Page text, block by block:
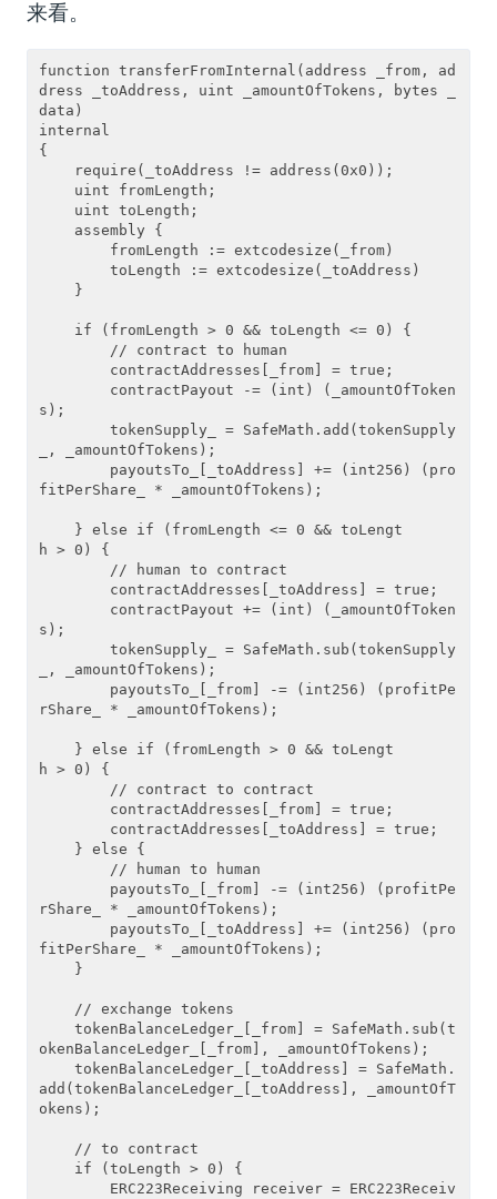
来看。
function transferFromInternal(address _from, ad
dress _toAddress, uint _amountOfTokens, bytes _
data)
internal
{
require(_toAddress != address(0x0));
uint fromLength;
uint toLength;
assembly {
fromLength := extcodesize(_from)
toLength := extcodesize(_toAddress)
}
if (fromLength > 0 && toLength <= 0) {
// contract to human
contractAddresses[_from] = true;
contractPayout -= (int) (_amountOfToken
s);
tokenSupply_ = SafeMath.add(tokenSupply
_, _amountOfTokens);
payoutsTo_[_toAddress] += (int256) (pro
fitPerShare_ * _amountOfTokens);
} else if (fromLength <= 0 && toLengt
h > 0) {
// human to contract
contractAddresses[_toAddress] = true;
contractPayout += (int) (_amountOfToken
s);
tokenSupply_ = SafeMath.sub(tokenSupply
_, _amountOfTokens);
payoutsTo_[_from] -= (int256) (profitPe
rShare_ * _amountOfTokens);
} else if (fromLength > 0 && toLengt
h > 0) {
// contract to contract
contractAddresses[_from] = true;
contractAddresses[_toAddress] = true;
} else {
// human to human
payoutsTo_[_from] -= (int256) (profitPe
rShare_ * _amountOfTokens);
payoutsTo_[_toAddress] += (int256) (pro
fitPerShare_ * _amountOfTokens);
}
// exchange tokens
tokenBalanceLedger_[_from] = SafeMath.sub(t
okenBalanceLedger_[_from], _amountOfTokens);
tokenBalanceLedger_[_toAddress] = SafeMath.
add(tokenBalanceLedger_[_toAddress], _amountOfT
okens);
// to contract
if (toLength > 0) {
ERC223Receiving receiver = ERC223Receiv